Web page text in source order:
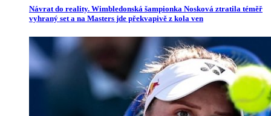
Návrat do reality. Wimbledonská šampionka Nosková ztratila téměř
vyhraný set a na Masters jde překvapivě z kola ven